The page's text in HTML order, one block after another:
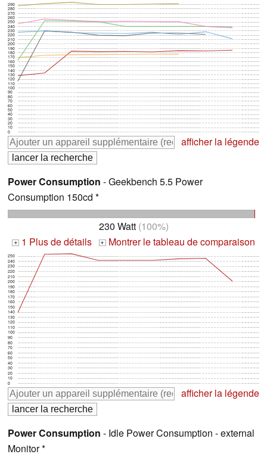
0
10
20
30
40
50
60
70
80
90
100
110
120
130
140
150
160
170
180
190
200
210
220
230
240
250
260
270
280
290
afficher la légende
Power Consumption - Geekbench 5.5 Power
Consumption 150cd *
230 Watt(100%)
+ 1 Plus de détails + Montrer le tableau de comparaison
0
10
20
30
40
50
60
70
80
90
100
110
120
130
140
150
160
170
180
190
200
210
220
230
240
250
afficher la légende
Power Consumption - Idle Power Consumption - external
Monitor *